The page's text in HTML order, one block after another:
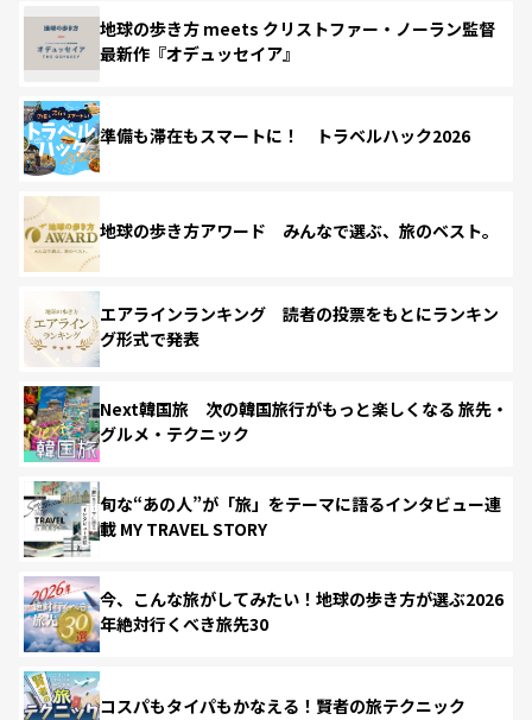
地球の歩き方 meets クリストファー・ノーラン監督
最新作『オデュッセイア』
準備も滞在もスマートに！ トラベルハック2026
地球の歩き方アワード みんなで選ぶ、旅のベスト。
エアラインランキング 読者の投票をもとにランキン
グ形式で発表
Next韓国旅 次の韓国旅行がもっと楽しくなる 旅先・
グルメ・テクニック
旬な“あの人”が「旅」をテーマに語るインタビュー連
載 MY TRAVEL STORY
今、こんな旅がしてみたい！地球の歩き方が選ぶ2026
年絶対行くべき旅先30
コスパもタイパもかなえる！賢者の旅テクニック